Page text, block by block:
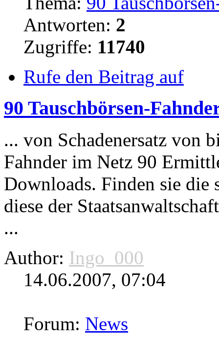
Antworten: 2
Zugriffe: 11740
Rufe den Beitrag auf
90 Tauschbörsen-
... von Schadenersatz von
Fahnder im Netz 90
Downloads. Finden sie die
diese der
...
Author: Ingo_000
14.06.2007, 07:04
Forum: News